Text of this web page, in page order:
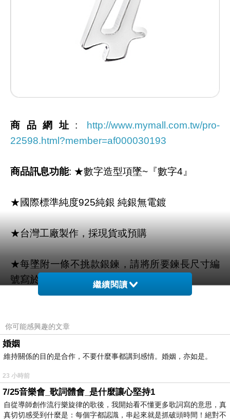
商品網址 :
http://www.mymall.com.tw/pro-
22598.html?member=af000030193
商品訊息功能: ★數字造型項墜~『數字4』
★國際標準純度925純銀 純銀無電鍍
★台灣工廠製作，採現貨或預購
★每墜附一條不挑款銀鍊，請將所要鍊長尺寸編
號寫於備註欄
商品訊息簡述
繼續閱讀
你可能感興趣的文章
婚姻
維持關係的目的是合作，不要什麼事都講到感情。婚姻，亦如是。
23 小時前
7/25音樂會_歌詞體會_是什麼讓心堅持1
自從導師創作流行樂旋律的歌後，我開始看不懂更多歌詞寫的意思，真
真切切感受到什麼是：每個字都認識，串起來就是抓破頭時間！絕對不